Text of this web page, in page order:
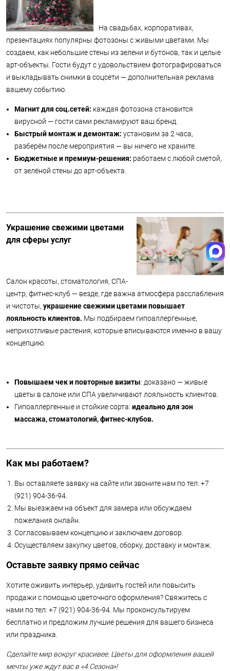
На свадьбах, корпоративах,
презентациях популярны фотозоны с живыми цветами. Мы
создаем, как небольшие стены из зелени и бутонов, так и целые
арт-объекты. Гости будут с удовольствием фотографироваться
и выкладывать снимки в соцсети — дополнительная реклама
вашему событию.
Магнит для соц.сетей: каждая фотозона становится
вирусной — гости сами рекламируют ваш бренд.
Быстрый монтаж и демонтаж: установим за 2 часа,
разберём после мероприятия — вы ничего не храните.
Бюджетные и премиум-решения: работаем с любой сметой,
от зелёной стены до арт-объекта.
Украшение свежими цветами
для сферы услуг
Салон красоты, стоматология, СПА-
центр, фитнес-клуб — везде, где важна атмосфера расслабления
и чистоты, украшение свежими цветами повышает
лояльность клиентов. Мы подбираем гипоаллергенные,
неприхотливые растения, которые вписываются именно в вашу
концепцию.
Повышаем чек и повторные визиты: доказано — живые
цветы в салоне или СПА увеличивают лояльность клиентов.
Гипоаллергенные и стойкие сорта: идеально для зон
массажа, стоматологий, фитнес-клубов.
Как мы работаем?
Вы оставляете заявку на сайте или звоните нам по тел: +7
(921) 904-36-94.
Мы выезжаем на объект для замера или обсуждаем
пожелания онлайн.
Согласовываем концепцию и заключаем договор.
Осуществляем закупку цветов, сборку, доставку и монтаж.
Оставьте заявку прямо сейчас
Хотите оживить интерьер, удивить гостей или повысить
продажи с помощью цветочного оформления? Свяжитесь с
нами по тел: +7 (921) 904-36-94. Мы проконсультируем
бесплатно и предложим лучшие решения для вашего бизнеса
или праздника.
Сделайте мир вокруг красивее. Цветы для оформления вашей
мечты уже ждут вас в «4 Сезона»!